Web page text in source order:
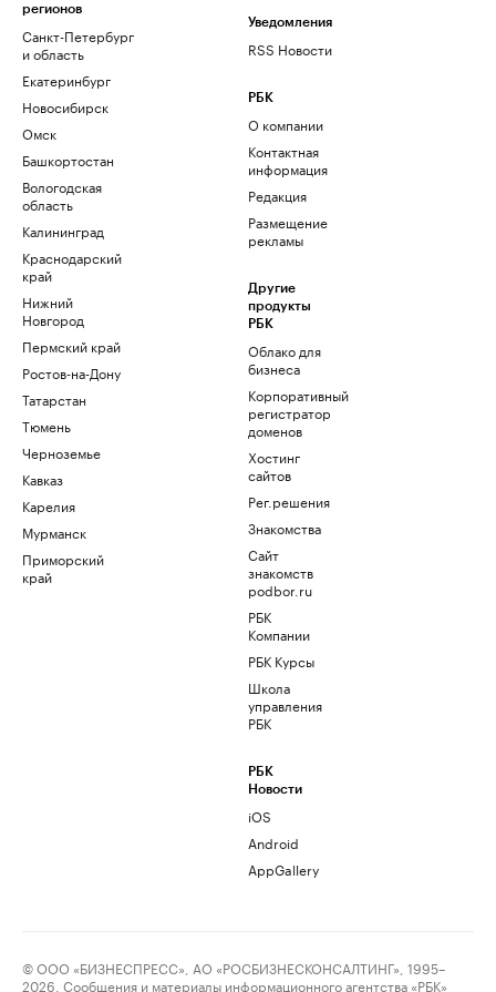
регионов
Санкт-Петербург
и область
Екатеринбург
Новосибирск
Омск
Башкортостан
Вологодская
область
Калининград
Краснодарский
край
Нижний
Новгород
Пермский край
Ростов-на-Дону
Татарстан
Тюмень
Черноземье
Кавказ
Карелия
Мурманск
Приморский
край
Уведомления
RSS Новости
РБК
О компании
Контактная
информация
Редакция
Размещение
рекламы
Другие
продукты
РБК
Облако для
бизнеса
Корпоративный
регистратор
доменов
Хостинг
сайтов
Рег.решения
Знакомства
Сайт
знакомств
podbor.ru
РБК
Компании
РБК Курсы
Школа
управления
РБК
РБК
Новости
iOS
Android
AppGallery
© ООО «БИЗНЕСПРЕСС», АО «РОСБИЗНЕСКОНСАЛТИНГ», 1995–
2026. Сообщения и материалы информационного агентства «РБК»